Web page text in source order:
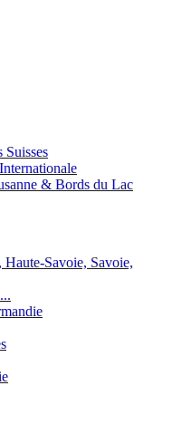
Suisses
& Bords du Lac
Haute-Savoie, Savoie,